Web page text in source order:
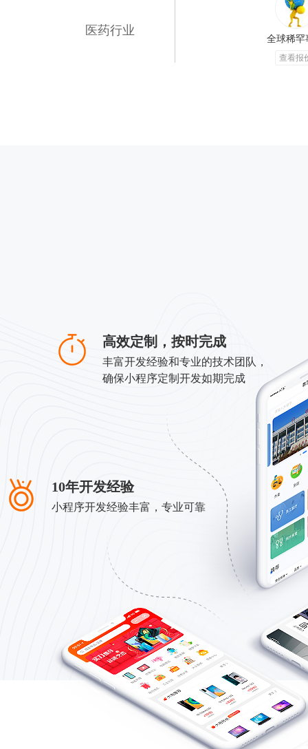
医药行业
全球稀罕
查看报
10年开发经验
小程序开发经验丰富，专业可靠
高效定制，按时完成
丰富开发经验和专业的技术团队，
确保小程序定制开发如期完成